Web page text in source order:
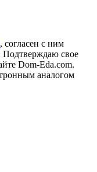
, согласен с ним
Подтверждаю свое
Dom-Eda.com.
аналогом